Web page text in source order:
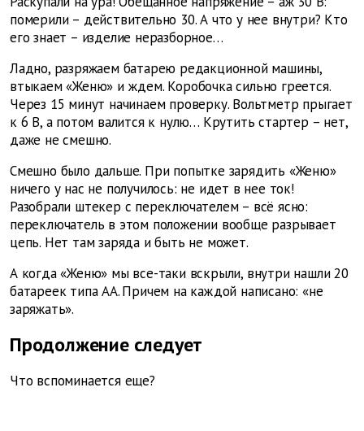
померили – действительно 30. А что у нее внутри? Кто
его знает – изделие неразборное…
Ладно, разряжаем батарею редакционной машины,
втыкаем «Женю» и ждем. Коробочка сильно греется.
Через 15 минут начинаем проверку. Вольтметр прыгает
к 6 В, а потом валится к нулю… Крутить стартер – нет,
даже не смешно.
Смешно было дальше. При попытке зарядить «Женю»
ничего у нас не получилось: не идет в нее ток!
Разобрали штекер с переключателем – всё ясно:
переключатель в этом положении вообще разрывает
цепь. Нет там заряда и быть не может.
А когда «Женю» мы все-таки вскрыли, внутри нашли 20
батареек типа АА. Причем на каждой написано: «не
заряжать».
Продолжение следует
Что вспоминается еще?